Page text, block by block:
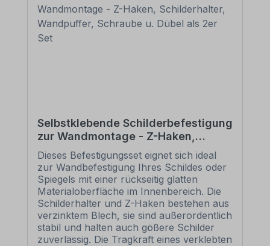
Selbstklebende Schilderbefestigung
zur Wandmontage - Z-Haken,
Schilderhalter, Wandpuffer,
Schraube u. Dübel als 2er Set
Dieses Befestigungsset eignet sich ideal
zur Wandbefestigung Ihres Schildes oder
Spiegels mit einer rückseitig glatten
Materialoberfläche im Innenbereich. Die
Schilderhalter und Z-Haken bestehen aus
verzinktem Blech, sie sind außerordentlich
stabil und halten auch gößere Schilder
zuverlässig. Die Tragkraft eines verklebten